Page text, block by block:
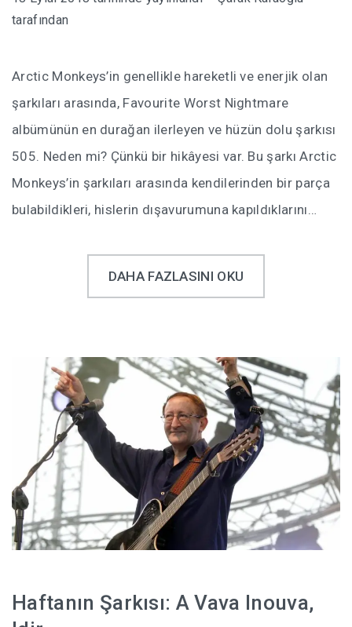
tarafından
Arctic Monkeys’in genellikle hareketli ve enerjik olan
şarkıları arasında, Favourite Worst Nightmare
albümünün en durağan ilerleyen ve hüzün dolu şarkısı
505. Neden mi? Çünkü bir hikâyesi var. Bu şarkı Arctic
Monkeys’in şarkıları arasında kendilerinden bir parça
bulabildikleri, hislerin dışavurumuna kapıldıklarını…
DAHA FAZLASINI OKU
Haftanın Şarkısı: A Vava Inouva,